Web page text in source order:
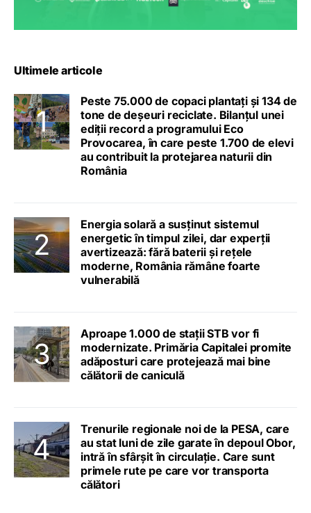
Ultimele articole
Peste 75.000 de copaci plantați și 134 de
tone de deșeuri reciclate. Bilanțul unei
ediții record a programului Eco
Provocarea, în care peste 1.700 de elevi
au contribuit la protejarea naturii din
România
Energia solară a susținut sistemul
energetic în timpul zilei, dar experții
avertizează: fără baterii și rețele
moderne, România rămâne foarte
vulnerabilă
Aproape 1.000 de stații STB vor fi
modernizate. Primăria Capitalei promite
adăposturi care protejează mai bine
călătorii de caniculă
Trenurile regionale noi de la PESA, care
au stat luni de zile garate în depoul Obor,
intră în sfârșit în circulație. Care sunt
primele rute pe care vor transporta
călători